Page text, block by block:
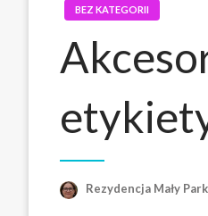
BEZ KATEGORII
Rezydencja Mały Park